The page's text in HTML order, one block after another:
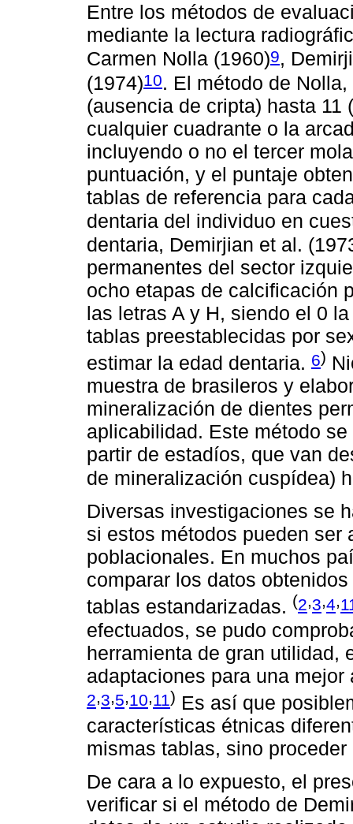
Entre los métodos de
mediante la lectura
Carmen Nolla (1960)9,
(1974)10. El método de
(ausencia de cripta) hasta
cualquier cuadrante o la
incluyendo o no el tercer
puntuación, y el puntaje
tablas de referencia para
dentaria del individuo en
dentaria, Demirjian et al.
permanentes del sector
ocho etapas de calcificación
las letras A y H, siendo el 0
tablas preestablecidas por
estimar la edad dentaria. 6)
muestra de brasileros y
mineralización de dientes
aplicabilidad. Este método
partir de estadíos, que van
de mineralización cuspídea)
Diversas investigaciones se
si estos métodos pueden ser
poblacionales. En muchos
comparar los datos
tablas estandarizadas. (2,3,4,
efectuados, se pudo
herramienta de gran utilidad,
adaptaciones para una
2,3,5,10,11) Es así que
características étnicas
mismas tablas, sino
De cara a lo expuesto, el
verificar si el método de